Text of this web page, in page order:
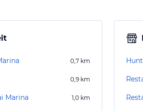
0,7 km
0,9 km
Marina 1,0 km